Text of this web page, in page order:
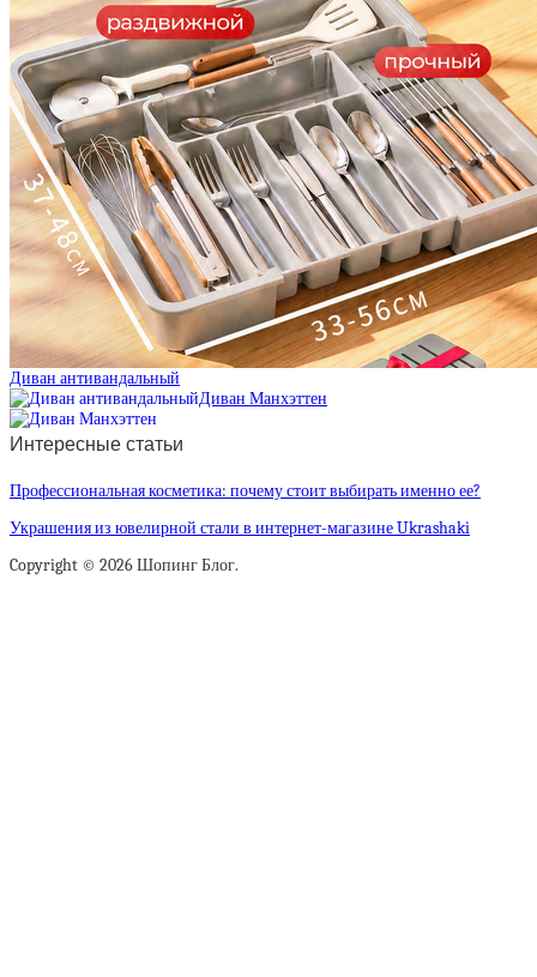
Диван антивандальный
Диван Манхэттен
Интересные статьи
Профессиональная косметика: почему стоит выбирать именно ее?
Украшения из ювелирной стали в интернет-магазине Ukrashaki
Copyright © 2026 Шопинг Блог.